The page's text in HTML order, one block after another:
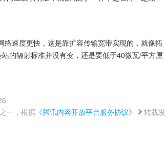
速度更快，这是靠扩容传输宽带实现的，就像拓
的辐射标准并没有变，还是要低于40微瓦/平方厘
一，根据 《腾讯内容开放平台服务协议》
转载发